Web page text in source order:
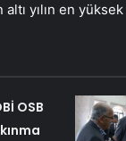
yılın en
OSB